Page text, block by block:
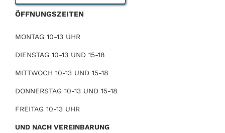
ÖFFNUNGSZEITEN
MONTAG 10-13 UHR
DIENSTAG 10-13 UND 15-18
MITTWOCH 10-13 UND 15-18
DONNERSTAG 10-13 UND 15-18
FREITAG 10-13 UHR
UND NACH VEREINBARUNG